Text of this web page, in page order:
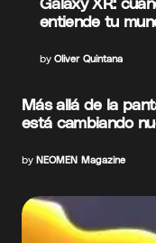
entiende tu
by Oliver Quintana
Más allá de la
está cambiando
by NEOMEN Magazine